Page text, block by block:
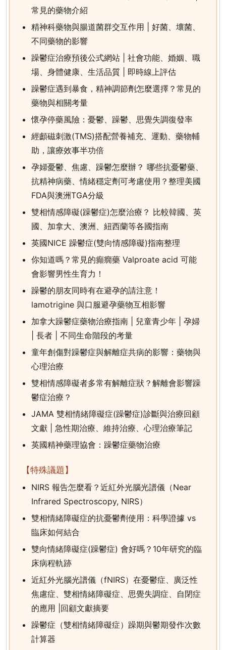
常見的藥物介紹
精神科藥物與腸道菌群交互作用 | 好菌、壞菌、
不同藥物的影響
躁鬱症治療預後公式網站 | 社會功能、婚姻、職
場、身體健康、生活品質 | 即時線上評估
躁鬱症遇到暴食，精神調節劑怎麼選擇？常見的
藥物與相關考量
懷孕停藥風險：憂鬱、躁鬱、思覺失調復發率
經顱磁刺激(TMS)搭配營養補充、運動、藥物輔
助，讓療效事半功倍
孕婦憂鬱、焦慮、躁鬱怎麼辦？ 哪些抗憂鬱藥、
抗精神病藥、情緒穩定劑可考慮使用？整理美國
FDA與澳洲TGA分級
雙相情感障礙(躁鬱症)怎麼治療？ 比較韓國、英
國、加拿大、澳洲、紐西蘭等各國指南
英國NICE 躁鬱症(雙向情感障礙)指南整理
你知道嗎？常見的癲癇藥 Valproate acid 可能
會影響男性生育力！
躁鬱的朋友同時有在避孕的請注意！
lamotrigine 與口服避孕藥物互相影響
加拿大躁鬱症藥物治療指南 | 兒童青少年 | 孕婦
| 長者 | 不同生命階段的考量
童年創傷對躁鬱症與解離症共病的影響：藥物與
心理治療
雙相情感障礙者多常有解離症狀？解離會影響躁
鬱症治療？
JAMA 雙相情緒障礙症(躁鬱症)診斷與治療回顧
文獻 | 急性期治療、維持治療、心理治療筆記
英國精神藥理協會：躁鬱症藥物治療
【特殊議題】
NIRS 報告怎麼看？近紅外光腦光譜儀（Near
Infrared Spectroscopy, NIRS）
雙相情緒障礙症的抗憂鬱劑使用：科學證據 vs
臨床如何結合
雙向情緒障礙症(躁鬱症) 會好嗎？10年研究的臨
床病程軌跡
近紅外光腦光譜儀（fNIRS）在憂鬱症、廣泛性
焦慮症、雙相情緒障礙症、思覺失調症、自閉症
的應用 |回顧文獻摘要
躁鬱症（雙相情緒障礙症）躁期與鬱期發作次數
計算器